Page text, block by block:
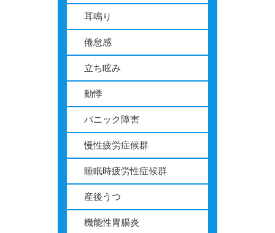
耳鳴り
倦怠感
立ち眩み
動悸
パニック障害
慢性疲労症候群
睡眠時疲労性症候群
産後うつ
機能性胃腸炎